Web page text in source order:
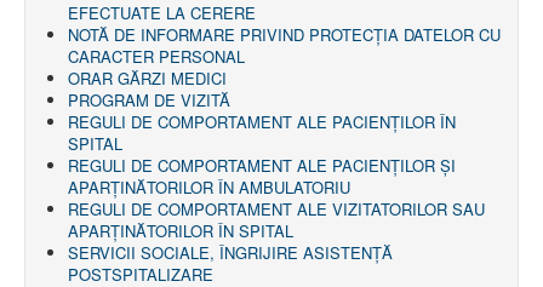
INFORMAŢII
PROGRAM VOLUNTARIAT
JURIDIC
LEGISLAȚIE
ECONOMIC
ACHIZIŢII PUBLICE
BUGET
CONTRACTE C.A.S.
CONTRACTE PROGRAME NAȚIONALE
CHELTUIELI
CONSILIU DE ETICĂ
EFECTUATE LA CERERE
NOTĂ DE INFORMARE PRIVIND PROTECŢIA DATELOR CU
CARACTER PERSONAL
ORAR GĂRZI MEDICI
PROGRAM DE VIZITĂ
REGULI DE COMPORTAMENT ALE PACIENȚILOR ÎN
SPITAL
REGULI DE COMPORTAMENT ALE PACIENȚILOR ȘI
APARȚINĂTORILOR ÎN AMBULATORIU
REGULI DE COMPORTAMENT ALE VIZITATORILOR SAU
APARȚINĂTORILOR ÎN SPITAL
SERVICII SOCIALE, ÎNGRIJIRE ASISTENŢĂ
POSTSPITALIZARE